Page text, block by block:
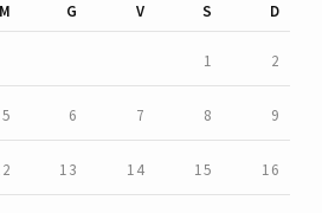
M G V S D
1 2
5 6 7 8 9
13 14 15 16